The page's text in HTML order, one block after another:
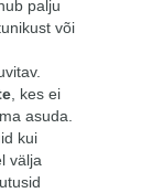
palju
või
, kes ei
asuda.
kui
välja